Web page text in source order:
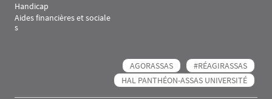
Handicap
Aides financières et sociale
s
AGORASSAS
#RÉAGIRASSAS
HAL PANTHÉON-ASSAS UNIVERSITÉ